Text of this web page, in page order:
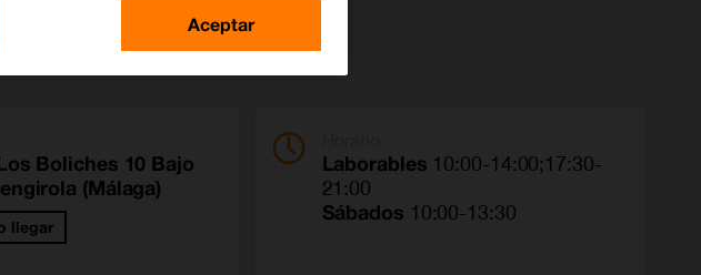
Boliches 10 Bajo
(Málaga)
llegar
Laborables 10:00-14:00;17:30-
21:00
Sábados 10:00-13:30
Aceptar